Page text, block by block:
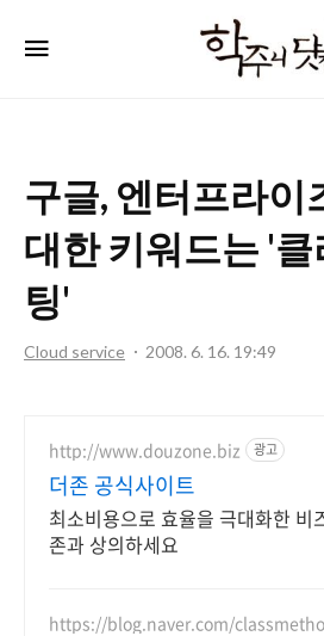
주
컴
구글, 엔터프라이
대한 키워드는 '
팅'
Cloud service 2008. 6. 16. 19:49
http://www.douzone.biz 광고
더존 공식사이트
최소비용으로 효율을 극대화한 비
존과 상의하세요
https://blog.naver.com/